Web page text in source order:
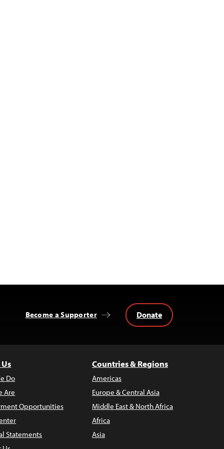
Become a Supporter Donate
Do
Are
Opportunities
Statements
Countries & Regions
Americas
Europe & Central Asia
Middle East & North Africa
Africa
Asia